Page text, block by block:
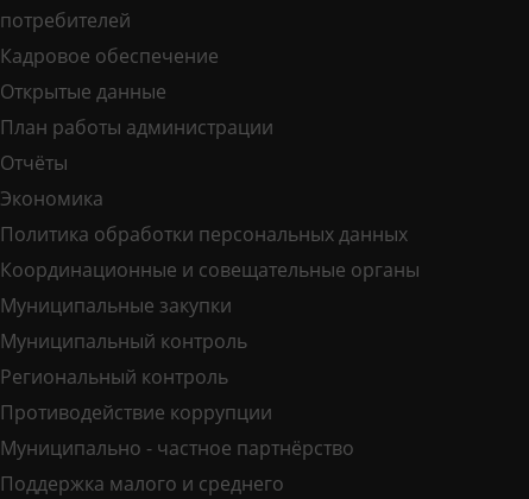
потребителей
Кадровое обеспечение
Открытые данные
План работы администрации
Отчёты
Экономика
Политика обработки персональных данных
Координационные и совещательные органы
Муниципальные закупки
Муниципальный контроль
Региональный контроль
Противодействие коррупции
Муниципально - частное партнёрство
Поддержка малого и среднего